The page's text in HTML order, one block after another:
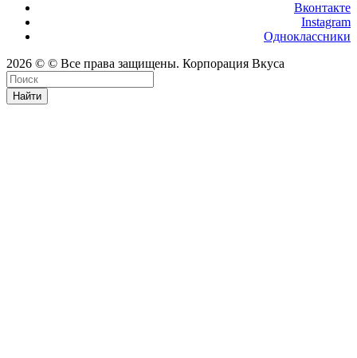
Вконтакте
Instagram
Одноклассники
2026 © © Все права защищены. Корпорация Вкуса
Найти